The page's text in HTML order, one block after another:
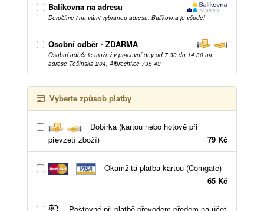
Balíkovna na adresu
Doručíme i na vámi vybranou adresu. Balíkovna je všude!
Osobní odběr - ZDARMA
Osobní odběr je možný v pracovní dny od 7:30 do 14:30 na
adrese Těšínská 204, Albrechtice 735 43
Vyberte způsob platby
Dobírka (kartou nebo hotově při
převzetí zboží)
79 Kč
Okamžitá platba kartou (Comgate)
65 Kč